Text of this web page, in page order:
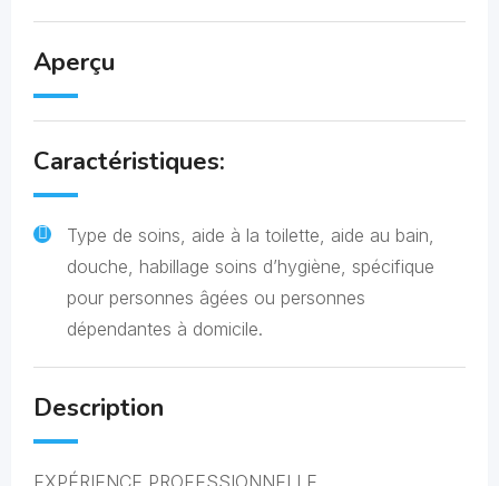
Aperçu
Caractéristiques:
Type de soins, aide à la toilette, aide au bain,
douche, habillage soins d’hygiène, spécifique
pour personnes âgées ou personnes
dépendantes à domicile.
Description
EXPÉRIENCE PROFESSIONNELLE